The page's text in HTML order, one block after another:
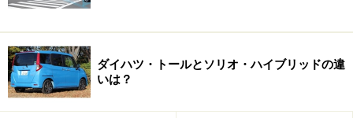
ダイハツ・トールとソリオ・ハイブリッドの違
いは？